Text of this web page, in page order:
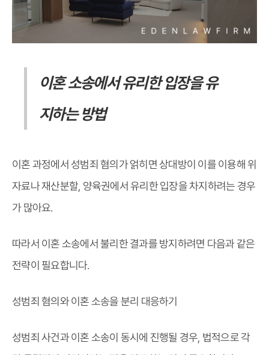
이혼 소송에서 유리한 입장을 유
지하는 방법
이혼 과정에서 성범죄 혐의가 얽히면 상대방이 이를 이용해 위
자료나 재산분할, 양육권에서 유리한 입장을 차지하려는 경우
가 많아요.
따라서 이혼 소송에서 불리한 결과를 방지하려면 다음과 같은
전략이 필요합니다.
성범죄 혐의와 이혼 소송을 분리 대응하기
성범죄 사건과 이혼 소송이 동시에 진행될 경우, 법적으로 각